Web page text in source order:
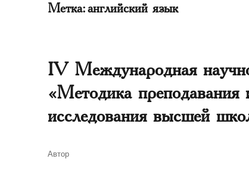
Метка:английский язык
IV Международная
«Методика преподавания
исследования высшей
Автор
Автор